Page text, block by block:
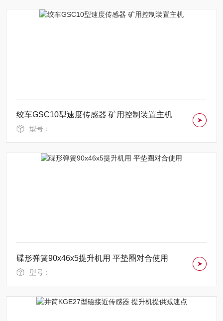
绞车GSC10型速度传感器 矿用控制装置主机
型号：
碟形弹簧90x46x5提升机用 平垫圈对合使用
型号：